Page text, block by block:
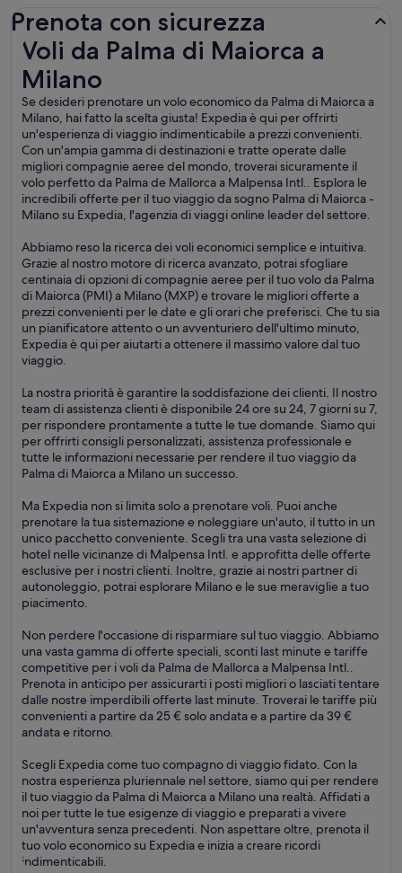
Prenota con sicurezza
Voli da Palma di Maiorca a
Milano
Se desideri prenotare un volo economico da Palma di Maiorca a
Milano, hai fatto la scelta giusta! Expedia è qui per offrirti
un'esperienza di viaggio indimenticabile a prezzi convenienti.
Con un'ampia gamma di destinazioni e tratte operate dalle
migliori compagnie aeree del mondo, troverai sicuramente il
volo perfetto da Palma de Mallorca a Malpensa Intl.. Esplora le
incredibili offerte per il tuo viaggio da sogno Palma di Maiorca -
Milano su Expedia, l'agenzia di viaggi online leader del settore.
Abbiamo reso la ricerca dei voli economici semplice e intuitiva.
Grazie al nostro motore di ricerca avanzato, potrai sfogliare
centinaia di opzioni di compagnie aeree per il tuo volo da Palma
di Maiorca (PMI) a Milano (MXP) e trovare le migliori offerte a
prezzi convenienti per le date e gli orari che preferisci. Che tu sia
un pianificatore attento o un avventuriero dell'ultimo minuto,
Expedia è qui per aiutarti a ottenere il massimo valore dal tuo
viaggio.
La nostra priorità è garantire la soddisfazione dei clienti. Il nostro
team di assistenza clienti è disponibile 24 ore su 24, 7 giorni su 7,
per rispondere prontamente a tutte le tue domande. Siamo qui
per offrirti consigli personalizzati, assistenza professionale e
tutte le informazioni necessarie per rendere il tuo viaggio da
Palma di Maiorca a Milano un successo.
Ma Expedia non si limita solo a prenotare voli. Puoi anche
prenotare la tua sistemazione e noleggiare un'auto, il tutto in un
unico pacchetto conveniente. Scegli tra una vasta selezione di
hotel nelle vicinanze di Malpensa Intl. e approfitta delle offerte
esclusive per i nostri clienti. Inoltre, grazie ai nostri partner di
autonoleggio, potrai esplorare Milano e le sue meraviglie a tuo
piacimento.
Non perdere l'occasione di risparmiare sul tuo viaggio. Abbiamo
una vasta gamma di offerte speciali, sconti last minute e tariffe
competitive per i voli da Palma de Mallorca a Malpensa Intl..
Prenota in anticipo per assicurarti i posti migliori o lasciati tentare
dalle nostre imperdibili offerte last minute. Troverai le tariffe più
convenienti a partire da 25 € solo andata e a partire da 39 €
andata e ritorno.
Scegli Expedia come tuo compagno di viaggio fidato. Con la
nostra esperienza pluriennale nel settore, siamo qui per rendere
il tuo viaggio da Palma di Maiorca a Milano una realtà. Affidati a
noi per tutte le tue esigenze di viaggio e preparati a vivere
un'avventura senza precedenti. Non aspettare oltre, prenota il
tuo volo economico su Expedia e inizia a creare ricordi
indimenticabili.
Voli da Palma di Maiorca a Milano